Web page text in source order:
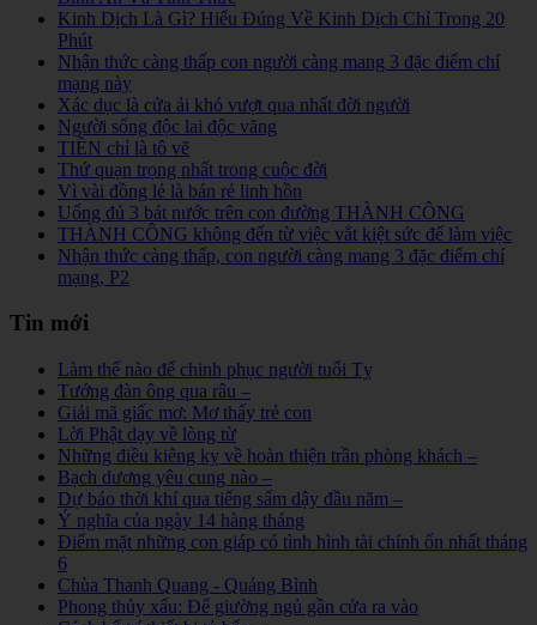
Kinh Dịch Là Gì? Hiểu Đúng Về Kinh Dịch Chỉ Trong 20
Phút
Nhận thức càng thấp con người càng mang 3 đặc điểm chí
mạng này
Xác dục là cửa ải khó vượt qua nhất đời người
Người sống độc lai độc vãng
TIỀN chỉ là tô vẽ
Thứ quạn trọng nhất trong cuộc đời
Vì vài đồng lẻ là bán rẻ linh hồn
Uống đủ 3 bát nước trên con đường THÀNH CÔNG
THÀNH CÔNG không đến từ việc vắt kiệt sức để làm việc
Nhận thức càng thấp, con người càng mang 3 đặc điểm chí
mạng, P2
Tin mới
Làm thế nào để chinh phục người tuổi Tỵ
Tướng đàn ông qua râu –
Giải mã giấc mơ: Mơ thấy trẻ con
Lời Phật dạy về lòng từ
Những điều kiêng kỵ về hoàn thiện trần phòng khách –
Bạch dương yêu cung nào –
Dự báo thời khí qua tiếng sấm dậy đầu năm –
Ý nghĩa của ngày 14 hàng tháng
Điểm mặt những con giáp có tình hình tài chính ổn nhất tháng
6
Chùa Thanh Quang - Quảng Bình
Phong thủy xấu: Để giường ngủ gần cửa ra vào